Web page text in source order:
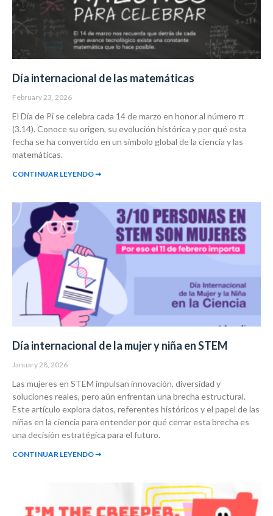
Día internacional de las matemáticas
February 23, 2026
El Día de Pi se celebra cada 14 de marzo en honor al número π
(3.14). Conoce su origen, su evolución histórica y por qué esta
fecha se ha convertido en un símbolo global de la ciencia y las
matemáticas.
CONTINUAR LEYENDO ➞
Día internacional de la mujer y niña en STEM
January 28, 2026
Las mujeres en STEM impulsan innovación, diversidad y
soluciones reales, pero aún enfrentan una brecha estructural.
Este artículo explora datos, referentes históricos y el papel de las
niñas en la ciencia para entender por qué cerrar esta brecha es
una decisión estratégica para el futuro.
CONTINUAR LEYENDO ➞